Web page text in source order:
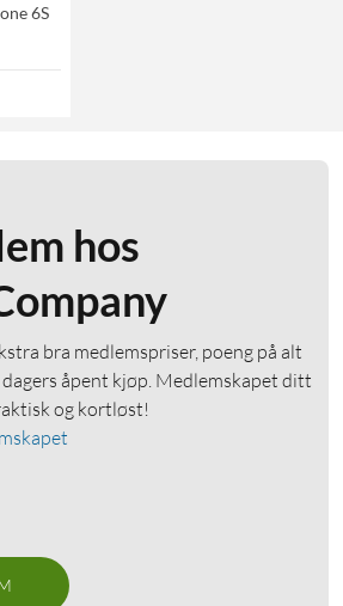
6S
hos
bra medlemspriser, poeng på alt
åpent kjøp. Medlemskapet ditt
og kortløst!